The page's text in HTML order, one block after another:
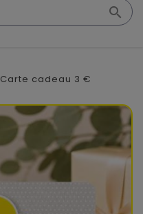

Carte cadeau 3 €